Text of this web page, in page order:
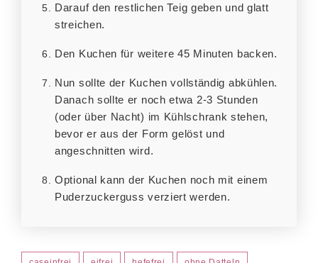
Darauf den restlichen Teig geben und glatt
streichen.
Den Kuchen für weitere 45 Minuten backen.
Nun sollte der Kuchen vollständig abkühlen.
Danach sollte er noch etwa 2-3 Stunden
(oder über Nacht) im Kühlschrank stehen,
bevor er aus der Form gelöst und
angeschnitten wird.
Optional kann der Kuchen noch mit einem
Puderzuckerguss verziert werden.